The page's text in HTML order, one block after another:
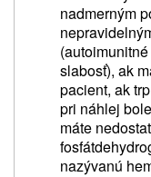
nadmerným
slabosť), ak
pacient, ak
pri náhlej
máte
nazývanú